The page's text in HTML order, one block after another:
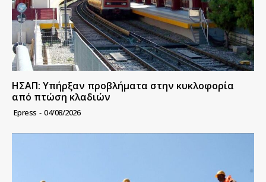
ΗΣΑΠ: Υπήρξαν προβλήματα στην κυκλοφορία
από πτώση κλαδιών
Epress - 04/08/2026